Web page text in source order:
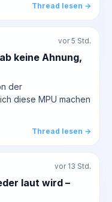
Thread lesen →
vor 5 Std.
keine Ahnung,
der
diese MPU machen
Thread lesen →
vor 13 Std.
laut wird –